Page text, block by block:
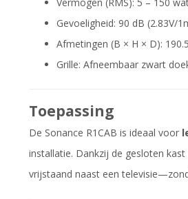
Gevoeligheid: 90 dB (2.83V/
Afmetingen (B × H × D):
Grille: Afneembaar zwart
Toepassing
De Sonance R1CAB is ideaal voor
installatie. Dankzij de gesloten
vrijstaand naast een